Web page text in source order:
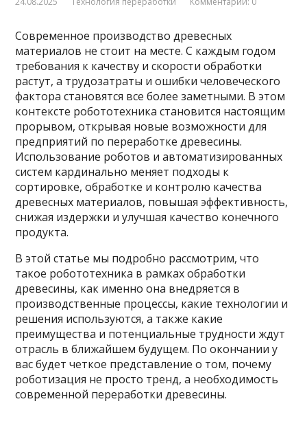
Современное производство древесных
материалов не стоит на месте. С каждым годом
требования к качеству и скорости обработки
растут, а трудозатраты и ошибки человеческого
фактора становятся все более заметными. В этом
контексте робототехника становится настоящим
прорывом, открывая новые возможности для
предприятий по переработке древесины.
Использование роботов и автоматизированных
систем кардинально меняет подходы к
сортировке, обработке и контролю качества
древесных материалов, повышая эффективность,
снижая издержки и улучшая качество конечного
продукта.
В этой статье мы подробно рассмотрим, что
такое робототехника в рамках обработки
древесины, как именно она внедряется в
производственные процессы, какие технологии и
решения используются, а также какие
преимущества и потенциальные трудности ждут
отрасль в ближайшем будущем. По окончании у
вас будет четкое представление о том, почему
роботизация не просто тренд, а необходимость
современной переработки древесины.